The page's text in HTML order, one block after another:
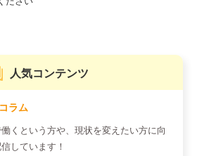
人気コンテンツ
ラム
くという方や、現状を変えたい方に向
しています！